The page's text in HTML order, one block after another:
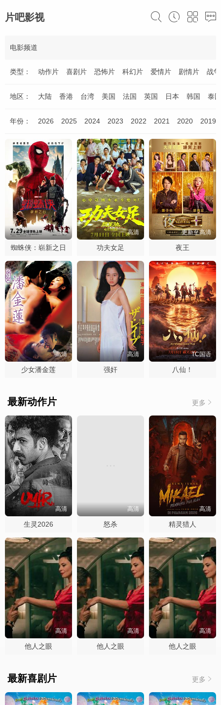
片吧影视
电影频道
类型： 动作片 喜剧片 恐怖片 科幻片 爱情片 剧情片 战
地区： 大陆 香港 台湾 美国 法国 英国 日本 韩国 泰国
年份： 2026 2025 2024 2023 2022 2021 2020 2019
TC
蜘蛛侠：崭新之日
高清
功夫女足
更新至高清
夜王
高清
少女潘金莲
高清
强奸
TC国语
八仙！
更多
最新动作片
高清
生灵2026
高清
怒杀
高清
精灵猎人
高清
他人之眼
高清
他人之眼
高清
他人之眼
更多
最新喜剧片